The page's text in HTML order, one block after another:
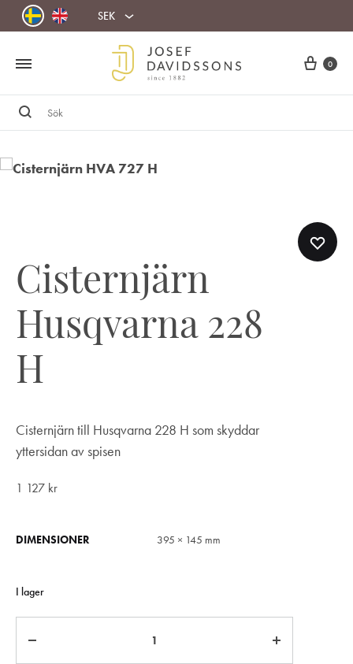
SEK
Cart
0
Sök
Cisternjärn
Husqvarna 228
H
Cisternjärn till Husqvarna 228 H som skyddar
yttersidan av spisen
1 127 kr
DIMENSIONER 395 × 145 mm
I lager